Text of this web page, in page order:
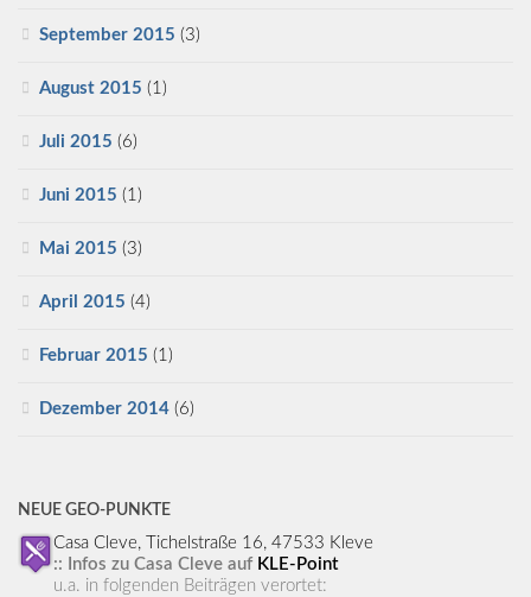
September 2015 (3)
August 2015 (1)
Juli 2015 (6)
Juni 2015 (1)
Mai 2015 (3)
April 2015 (4)
Februar 2015 (1)
Dezember 2014 (6)
NEUE GEO-PUNKTE
Casa Cleve, Tichelstraße 16, 47533 Kleve
:: Infos zu Casa Cleve auf KLE-Point
u.a. in folgenden Beiträgen verortet: